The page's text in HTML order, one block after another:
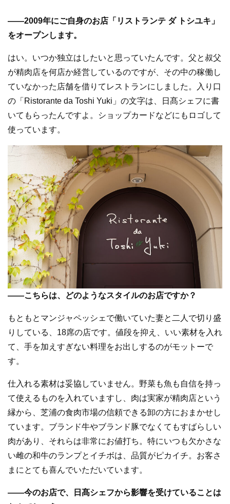
——2009年にご自身のお店「リストランテ ダ トシユキ」
をオープンします。
はい。いつか独立はしたいと思っていたんです。父と叔父
が精肉店を何店か経営しているのですが、その中の稼働し
ていなかった店舗を借りてレストランにしました。入り口
の「Ristorante da Toshi Yuki」の文字は、日髙シェフに書
いてもらったんですよ。ショップカードなどにもロゴして
使っています。
——こちらは、どのようなスタイルのお店ですか？
もともとマンジャペッシェで働いていた妻と二人で切り盛
りしている、18席の店です。値段を抑え、いい素材を入れ
て、手を加えすぎない料理をお出しするのがモットーで
す。
仕入れる素材は妥協していません。野菜も魚も自信を持っ
て使えるものを入れていますし、肉は実家が精肉店という
縁から、芝浦の食肉市場の信頼できる卸の方におまかせし
ています。ブランド牛やブランド豚でなくてもすばらしい
肉があり、それらは非常にお値打ち。特にいつも欠かさな
い雌の和牛のランプとイチボは、品質がピカイチ。お客さ
まにとても喜んでいただいています。
——今のお店で、日髙シェフから影響を受けていることは